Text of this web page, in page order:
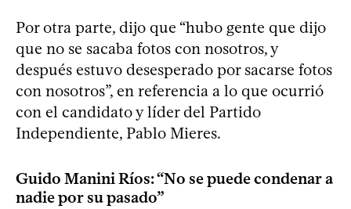
Por otra parte, dijo que “hubo gente que dijo
que no se sacaba fotos con nosotros, y
después estuvo desesperado por sacarse fotos
con nosotros”, en referencia a lo que ocurrió
con el candidato y líder del Partido
Independiente, Pablo Mieres.
Guido Manini Ríos: “No se puede condenar a
nadie por su pasado”